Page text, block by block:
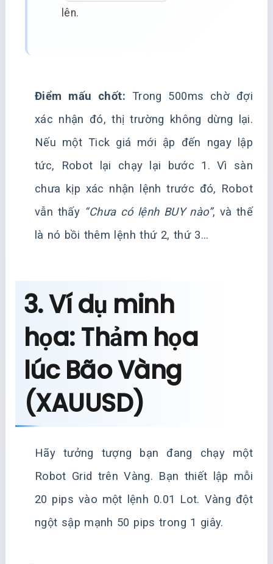
lên.
Điểm mấu chốt: Trong 500ms chờ đợi
xác nhận đó, thị trường không dừng lại.
Nếu một Tick giá mới ập đến ngay lập
tức, Robot lại chạy lại bước 1. Vì sàn
chưa kịp xác nhận lệnh trước đó, Robot
vẫn thấy “Chưa có lệnh BUY nào”, và thế
là nó bồi thêm lệnh thứ 2, thứ 3…
3. Ví dụ minh
họa: Thảm họa
lúc Bão Vàng
(XAUUSD)
Hãy tưởng tượng bạn đang chạy một
Robot Grid trên Vàng. Bạn thiết lập mỗi
20 pips vào một lệnh 0.01 Lot. Vàng đột
ngột sập mạnh 50 pips trong 1 giây.